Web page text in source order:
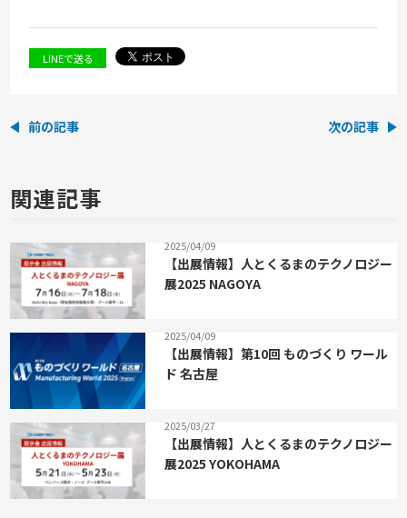
LINEで送る
前の記事 次の記事
関連記事
2025/04/09
【出展情報】人とくるまのテクノロジー
展2025 NAGOYA
2025/04/09
【出展情報】第10回 ものづくり ワール
ド 名古屋
2025/03/27
【出展情報】人とくるまのテクノロジー
展2025 YOKOHAMA